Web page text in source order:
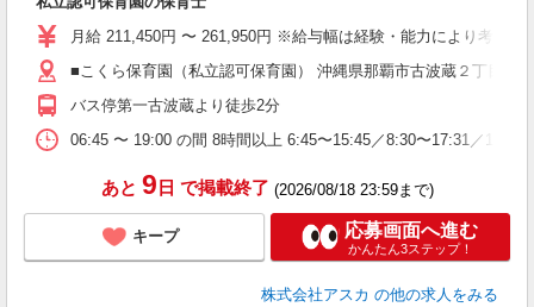
月給 211,450円 〜 261,950円 ※給与幅は経験・能力により考慮
■こくら保育園（私立認可保育園） 沖縄県那覇市古波蔵２丁目４
バス停第一古波蔵より徒歩2分
06:45 〜 19:00 の間 8時間以上 6:45〜15:45／8:30〜17:31／
あと 9 日 で掲載終了 (2026/08/18 23:59まで)
キープ 応募画面へ進む
かんたん3ステップ！
株式会社アスカ の他の求人をみる